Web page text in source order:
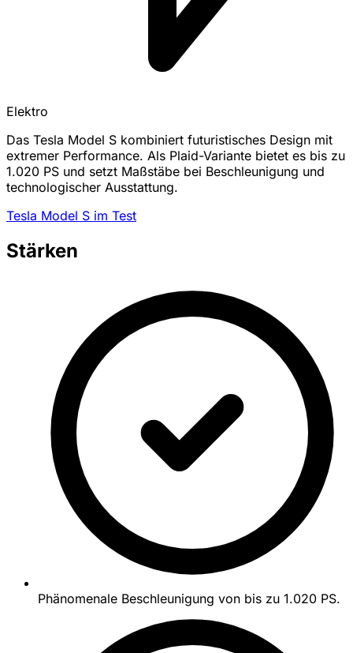
Elektro
Das Tesla Model S kombiniert futuristisches Design mit
extremer Performance. Als Plaid-Variante bietet es bis zu
1.020 PS und setzt Maßstäbe bei Beschleunigung und
technologischer Ausstattung.
Tesla Model S im Test
Stärken
Phänomenale Beschleunigung von bis zu 1.020 PS.